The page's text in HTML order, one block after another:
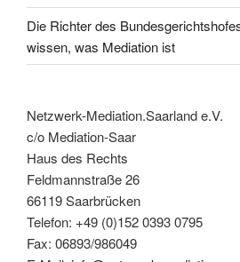
Die Richter des
wissen, was Mediation ist
Netzwerk-Mediation.Saarland e.V.
c/o Mediation-Saar
Haus des Rechts
Feldmannstraße 26
66119 Saarbrücken
Telefon: +49 (0)152 0393 0795
Fax: 06893/986049